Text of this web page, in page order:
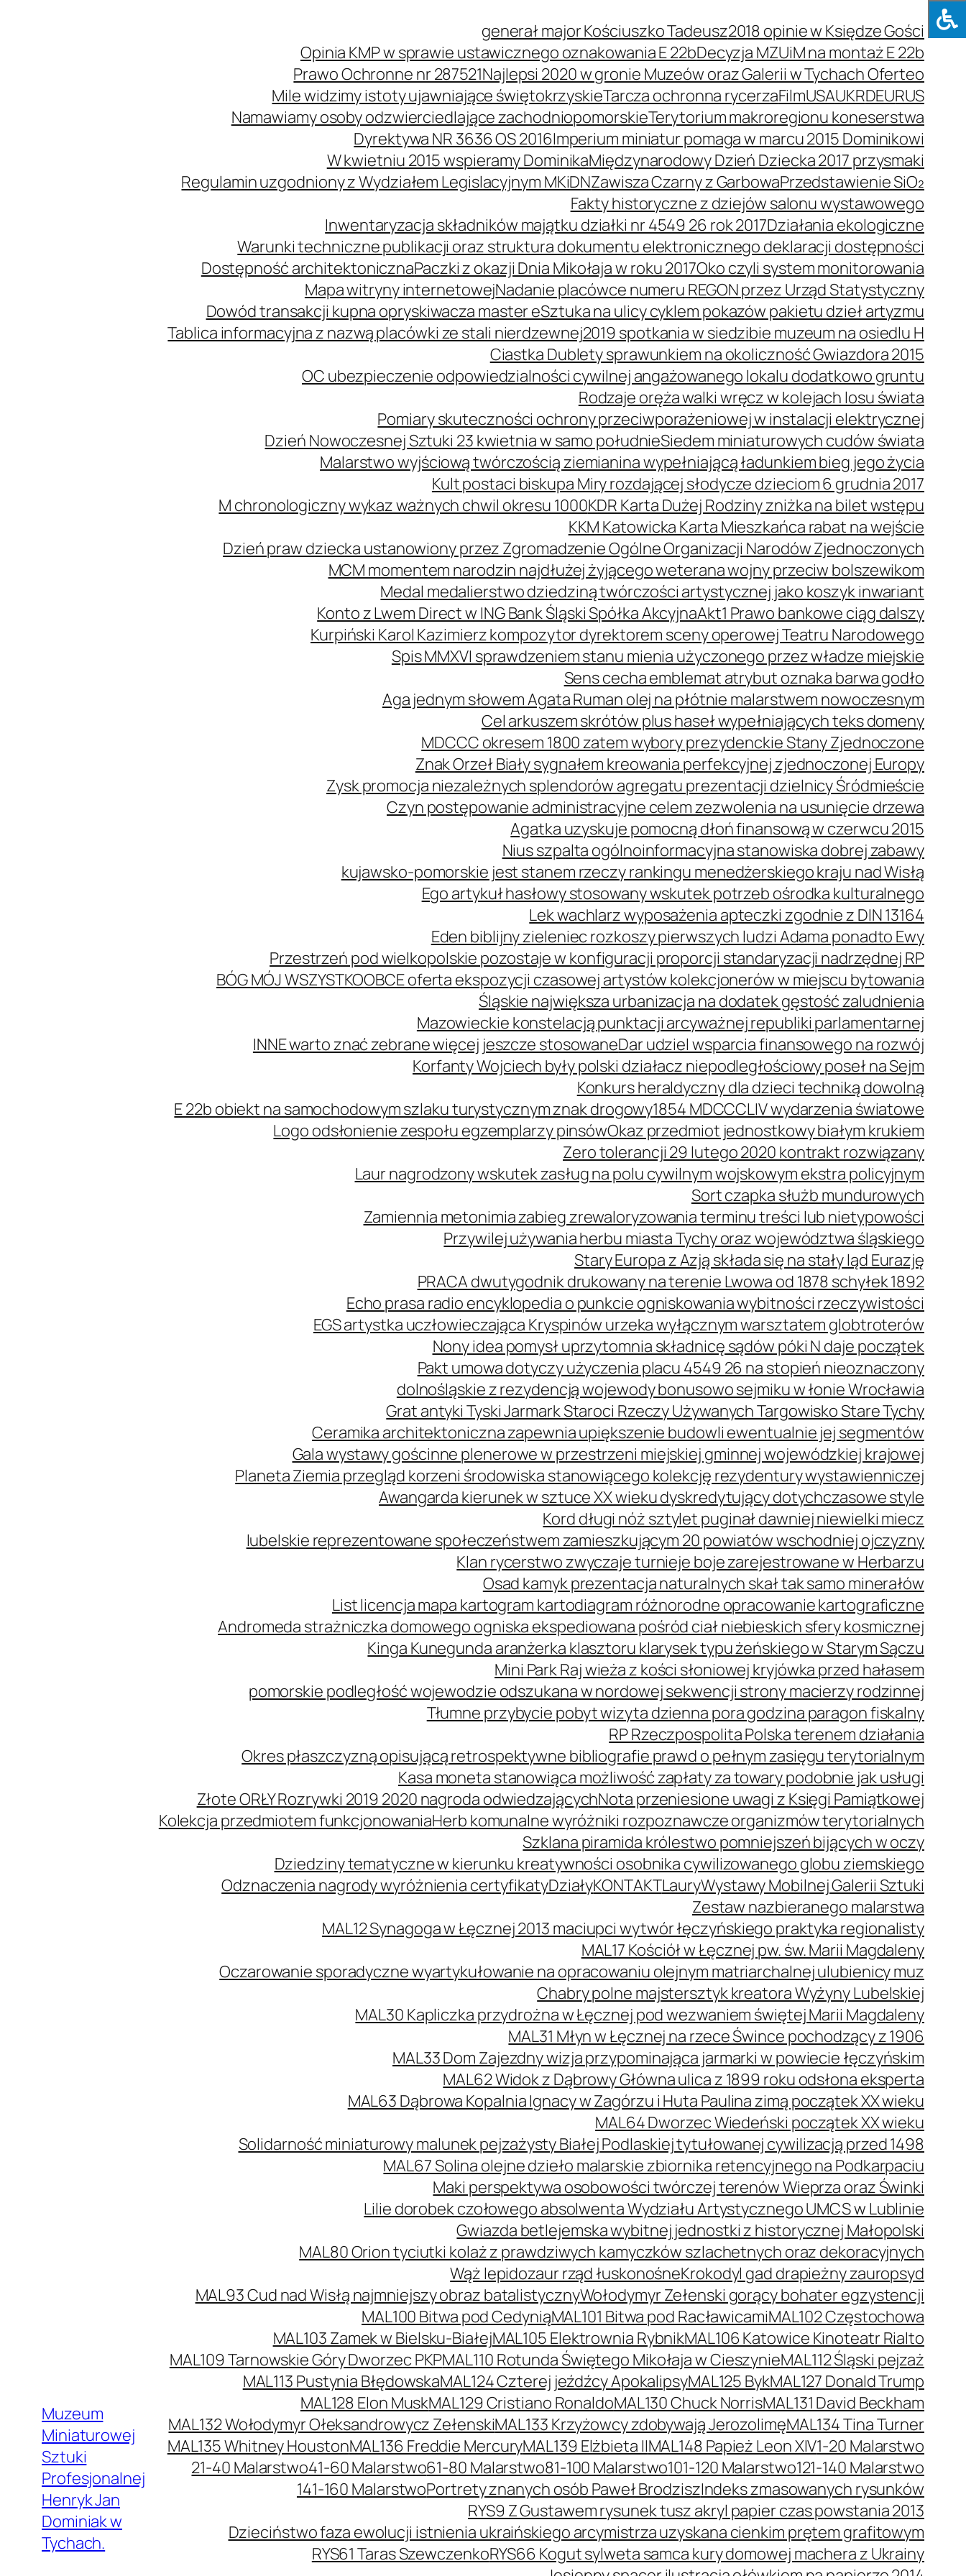
Muzeum
Miniaturowej
Sztuki
Profesjonalnej
Henryk Jan
Dominiak w
Tychach.
generał major Kościuszko Tadeusz2018 opinie w Księdze Gości
Opinia KMP w sprawie ustawicznego oznakowania E 22bDecyzja MZUiM na montaż E 22b
Prawo Ochronne nr 287521Najlepsi 2020 w gronie Muzeów oraz Galerii w Tychach Oferteo
Mile widzimy istoty ujawniające świętokrzyskieTarcza ochronna rycerzaFilmUSAUKRDEURUS
Namawiamy osoby odzwierciedlające zachodniopomorskieTerytorium makroregionu koneserstwa
Dyrektywa NR 3636 OS 2016Imperium miniatur pomaga w marcu 2015 Dominikowi
W kwietniu 2015 wspieramy DominikaMiędzynarodowy Dzień Dziecka 2017 przysmaki
Regulamin uzgodniony z Wydziałem Legislacyjnym MKiDNZawisza Czarny z GarbowaPrzedstawienie SiO₂
Fakty historyczne z dziejów salonu wystawowego
Inwentaryzacja składników majątku działki nr 4549 26 rok 2017Działania ekologiczne
Warunki techniczne publikacji oraz struktura dokumentu elektronicznego deklaracji dostępności
Dostępność architektonicznaPaczki z okazji Dnia Mikołaja w roku 2017Oko czyli system monitorowania
Mapa witryny internetowejNadanie placówce numeru REGON przez Urząd Statystyczny
Dowód transakcji kupna opryskiwacza master eSztuka na ulicy cyklem pokazów pakietu dzieł artyzmu
Tablica informacyjna z nazwą placówki ze stali nierdzewnej2019 spotkania w siedzibie muzeum na osiedlu H
Ciastka Dublety sprawunkiem na okoliczność Gwiazdora 2015
OC ubezpieczenie odpowiedzialności cywilnej angażowanego lokalu dodatkowo gruntu
Rodzaje oręża walki wręcz w kolejach losu świata
Pomiary skuteczności ochrony przeciwporażeniowej w instalacji elektrycznej
Dzień Nowoczesnej Sztuki 23 kwietnia w samo południeSiedem miniaturowych cudów świata
Malarstwo wyjściową twórczością ziemianina wypełniającą ładunkiem bieg jego życia
Kult postaci biskupa Miry rozdającej słodycze dzieciom 6 grudnia 2017
M chronologiczny wykaz ważnych chwil okresu 1000KDR Karta Dużej Rodziny zniżka na bilet wstępu
KKM Katowicka Karta Mieszkańca rabat na wejście
Dzień praw dziecka ustanowiony przez Zgromadzenie Ogólne Organizacji Narodów Zjednoczonych
MCM momentem narodzin najdłużej żyjącego weterana wojny przeciw bolszewikom
Medal medalierstwo dziedziną twórczości artystycznej jako koszyk inwariant
Konto z Lwem Direct w ING Bank Śląski Spółka AkcyjnaAkt1 Prawo bankowe ciąg dalszy
Kurpiński Karol Kazimierz kompozytor dyrektorem sceny operowej Teatru Narodowego
Spis MMXVI sprawdzeniem stanu mienia użyczonego przez władze miejskie
Sens cecha emblemat atrybut oznaka barwa godło
Aga jednym słowem Agata Ruman olej na płótnie malarstwem nowoczesnym
Cel arkuszem skrótów plus haseł wypełniających teks domeny
MDCCC okresem 1800 zatem wybory prezydenckie Stany Zjednoczone
Znak Orzeł Biały sygnałem kreowania perfekcyjnej zjednoczonej Europy
Zysk promocja niezależnych splendorów agregatu prezentacji dzielnicy Śródmieście
Czyn postępowanie administracyjne celem zezwolenia na usunięcie drzewa
Agatka uzyskuje pomocną dłoń finansową w czerwcu 2015
Nius szpalta ogólnoinformacyjna stanowiska dobrej zabawy
kujawsko-pomorskie jest stanem rzeczy rankingu menedżerskiego kraju nad Wisłą
Ego artykuł hasłowy stosowany wskutek potrzeb ośrodka kulturalnego
Lek wachlarz wyposażenia apteczki zgodnie z DIN 13164
Eden biblijny zieleniec rozkoszy pierwszych ludzi Adama ponadto Ewy
Przestrzeń pod wielkopolskie pozostaje w konfiguracji proporcji standaryzacji nadrzędnej RP
BÓG MÓJ WSZYSTKOOBCE oferta ekspozycji czasowej artystów kolekcjonerów w miejscu bytowania
Śląskie największa urbanizacja na dodatek gęstość zaludnienia
Mazowieckie konstelacją punktacji arcyważnej republiki parlamentarnej
INNE warto znać zebrane więcej jeszcze stosowaneDar udziel wsparcia finansowego na rozwój
Korfanty Wojciech były polski działacz niepodległościowy poseł na Sejm
Konkurs heraldyczny dla dzieci techniką dowolną
E 22b obiekt na samochodowym szlaku turystycznym znak drogowy1854 MDCCCLIV wydarzenia światowe
Logo odsłonienie zespołu egzemplarzy pinsówOkaz przedmiot jednostkowy białym krukiem
Zero tolerancji 29 lutego 2020 kontrakt rozwiązany
Laur nagrodzony wskutek zasług na polu cywilnym wojskowym ekstra policyjnym
Sort czapka służb mundurowych
Zamiennia metonimia zabieg zrewaloryzowania terminu treści lub nietypowości
Przywilej używania herbu miasta Tychy oraz województwa śląskiego
Stary Europa z Azją składa się na stały ląd Eurazję
PRACA dwutygodnik drukowany na terenie Lwowa od 1878 schyłek 1892
Echo prasa radio encyklopedia o punkcie ogniskowania wybitności rzeczywistości
EGS artystka uczłowieczająca Kryspinów urzeka wyłącznym warsztatem globtroterów
Nony idea pomysł uprzytomnia składnicę sądów póki N daje początek
Pakt umowa dotyczy użyczenia placu 4549 26 na stopień nieoznaczony
dolnośląskie z rezydencją wojewody bonusowo sejmiku w łonie Wrocławia
Grat antyki Tyski Jarmark Staroci Rzeczy Używanych Targowisko Stare Tychy
Ceramika architektoniczna zapewnia upiększenie budowli ewentualnie jej segmentów
Gala wystawy gościnne plenerowe w przestrzeni miejskiej gminnej wojewódzkiej krajowej
Planeta Ziemia przegląd korzeni środowiska stanowiącego kolekcję rezydentury wystawienniczej
Awangarda kierunek w sztuce XX wieku dyskredytujący dotychczasowe style
Kord długi nóż sztylet puginał dawniej niewielki miecz
lubelskie reprezentowane społeczeństwem zamieszkującym 20 powiatów wschodniej ojczyzny
Klan rycerstwo zwyczaje turnieje boje zarejestrowane w Herbarzu
Osad kamyk prezentacja naturalnych skał tak samo minerałów
List licencja mapa kartogram kartodiagram różnorodne opracowanie kartograficzne
Andromeda strażniczka domowego ogniska ekspediowana pośród ciał niebieskich sfery kosmicznej
Kinga Kunegunda aranżerka klasztoru klarysek typu żeńskiego w Starym Sączu
Mini Park Raj wieża z kości słoniowej kryjówka przed hałasem
pomorskie podległość wojewodzie odszukana w nordowej sekwencji strony macierzy rodzinnej
Tłumne przybycie pobyt wizyta dzienna pora godzina paragon fiskalny
RP Rzeczpospolita Polska terenem działania
Okres płaszczyzną opisującą retrospektywne bibliografie prawd o pełnym zasięgu terytorialnym
Kasa moneta stanowiąca możliwość zapłaty za towary podobnie jak usługi
Złote ORŁY Rozrywki 2019 2020 nagroda odwiedzającychNota przeniesione uwagi z Księgi Pamiątkowej
Kolekcja przedmiotem funkcjonowaniaHerb komunalne wyróżniki rozpoznawcze organizmów terytorialnych
Szklana piramida królestwo pomniejszeń bijących w oczy
Dziedziny tematyczne w kierunku kreatywności osobnika cywilizowanego globu ziemskiego
Odznaczenia nagrody wyróżnienia certyfikatyDziałyKONTAKTLauryWystawy Mobilnej Galerii Sztuki
Zestaw nazbieranego malarstwa
MAL12 Synagoga w Łęcznej 2013 maciupci wytwór łęczyńskiego praktyka regionalisty
MAL17 Kościół w Łęcznej pw. św. Marii Magdaleny
Oczarowanie sporadyczne wyartykułowanie na opracowaniu olejnym matriarchalnej ulubienicy muz
Chabry polne majstersztyk kreatora Wyżyny Lubelskiej
MAL30 Kapliczka przydrożna w Łęcznej pod wezwaniem świętej Marii Magdaleny
MAL31 Młyn w Łęcznej na rzece Śwince pochodzący z 1906
MAL33 Dom Zajezdny wizja przypominająca jarmarki w powiecie łęczyńskim
MAL62 Widok z Dąbrowy Główna ulica z 1899 roku odsłona eksperta
MAL63 Dąbrowa Kopalnia Ignacy w Zagórzu i Huta Paulina zimą początek XX wieku
MAL64 Dworzec Wiedeński początek XX wieku
Solidarność miniaturowy malunek pejzażysty Białej Podlaskiej tytułowanej cywilizacją przed 1498
MAL67 Solina olejne dzieło malarskie zbiornika retencyjnego na Podkarpaciu
Maki perspektywa osobowości twórczej terenów Wieprza oraz Świnki
Lilie dorobek czołowego absolwenta Wydziału Artystycznego UMCS w Lublinie
Gwiazda betlejemska wybitnej jednostki z historycznej Małopolski
MAL80 Orion tyciutki kolaż z prawdziwych kamyczków szlachetnych oraz dekoracyjnych
Wąż lepidozaur rząd łuskonośneKrokodyl gad drapieżny zauropsyd
MAL93 Cud nad Wisłą najmniejszy obraz batalistycznyWołodymyr Zełenski gorący bohater egzystencji
MAL100 Bitwa pod CedyniąMAL101 Bitwa pod RacławicamiMAL102 Częstochowa
MAL103 Zamek w Bielsku-BiałejMAL105 Elektrownia RybnikMAL106 Katowice Kinoteatr Rialto
MAL109 Tarnowskie Góry Dworzec PKPMAL110 Rotunda Świętego Mikołaja w CieszynieMAL112 Śląski pejzaż
MAL113 Pustynia BłędowskaMAL124 Czterej jeźdźcy ApokalipsyMAL125 BykMAL127 Donald Trump
MAL128 Elon MuskMAL129 Cristiano RonaldoMAL130 Chuck NorrisMAL131 David Beckham
MAL132 Wołodymyr Ołeksandrowycz ZełenskiMAL133 Krzyżowcy zdobywają JerozolimęMAL134 Tina Turner
MAL135 Whitney HoustonMAL136 Freddie MercuryMAL139 Elżbieta IIMAL148 Papież Leon XIV1-20 Malarstwo
21-40 Malarstwo41-60 Malarstwo61-80 Malarstwo81-100 Malarstwo101-120 Malarstwo121-140 Malarstwo
141-160 MalarstwoPortrety znanych osób Paweł BrodziszIndeks zmasowanych rysunków
RYS9 Z Gustawem rysunek tusz akryl papier czas powstania 2013
Dzieciństwo faza ewolucji istnienia ukraińskiego arcymistrza uzyskana cienkim prętem grafitowym
RYS61 Taras SzewczenkoRYS66 Kogut sylweta samca kury domowej machera z Ukrainy